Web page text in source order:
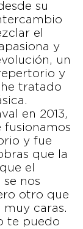
su
el
y
un
y
tratado
en 2013,
fusionamos
y fue
que la
el
nos
otro que
caras.
te puedo